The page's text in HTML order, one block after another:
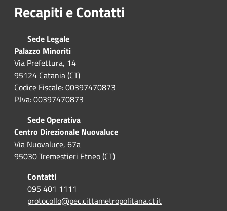
Recapiti e Contatti
Sede Legale
Palazzo Minoriti
Via Prefettura, 14
95124 Catania (CT)
Codice Fiscale: 00397470873
P.Iva: 00397470873
Sede Operativa
Centro Direzionale Nuovaluce
Via Nuovaluce, 67a
95030 Tremestieri Etneo (CT)
Contatti
095 401 1111
protocollo@pec.cittametropolitana.ct.it